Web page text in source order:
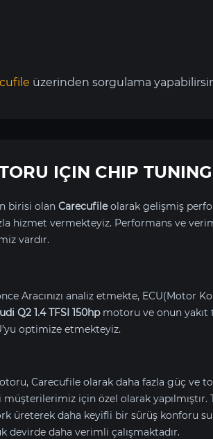
üzerinden sorgulama
IÇIN CHIP
birisi olan Carecufileolarak gelişmiş
hizmet vermekteyiz. Performans ve
vardır.
Aracınızı analiz etmekte, ECU(Motor
Q2 1.4 TFSI 150hpmotoru ve onun yakıt
optimize etmekteyiz.
Carecufile olarak daha fazla güç ve
için özel olarak
üreterek daha keyifli bir sürüş konforu
devirde daha verimli çalışmaktadır.